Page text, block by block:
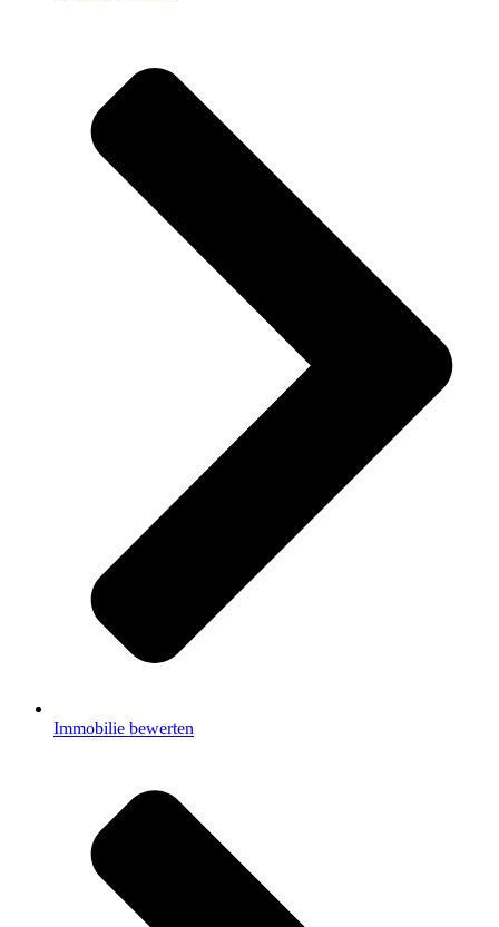
Immobilie bewerten